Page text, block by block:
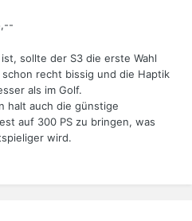
sollte der S3 die erste Wahl
recht bissig und die Haptik
als im Golf.
halt auch die günstige
auf 300 PS zu bringen, was
wird.